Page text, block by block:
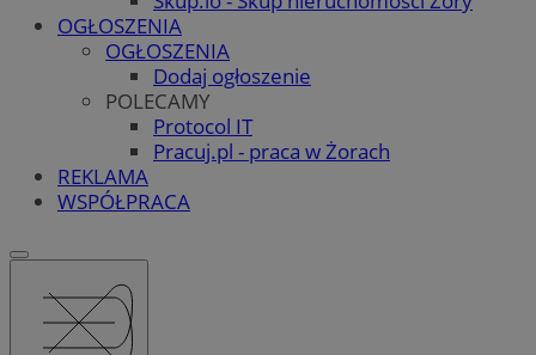
OGŁOSZENIA
OGŁOSZENIA
Dodaj ogłoszenie
POLECAMY
Protocol IT
Pracuj.pl - praca w Żorach
REKLAMA
WSPÓŁPRACA